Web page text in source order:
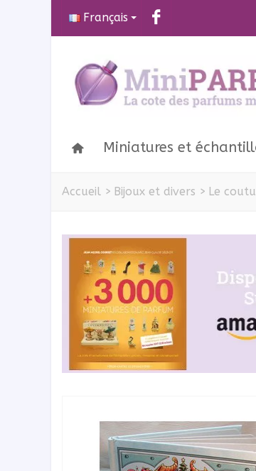
Français
Miniatures et
Accueil > Bijoux et divers > Le